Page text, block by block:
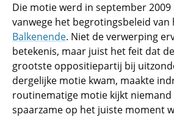
Die motie werd in september 2009
vanwege het begrotingsbeleid van
Balkenende. Niet de verwerping
betekenis, maar juist het feit dat
grootste oppositiepartij bij
dergelijke motie kwam, maakte
routinematige motie kijkt niemand
spaarzame op het juiste moment